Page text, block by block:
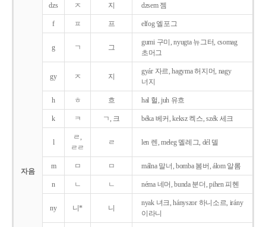
자음
dzs ㅈ 지 dzsem 젬
f ㅍ 프 elfog 엘포그
g ㄱ 그
gumi 구미, nyugta 뉴그터, csomag
초머그
gy ㅈ 지
gyár 자르, hagyma 허지머, nagy
너지
h ㅎ 흐 hal 헐, juh 유흐
k ㅋ ㄱ, 크 béka 베커, keksz 켁스, szék 세크
l
ㄹ,
ㄹㄹ
ㄹ len 렌, meleg 멜레그, dél 델
m ㅁ ㅁ málna 말너, bomba 봄버, álom 알롬
n ㄴ ㄴ néma 네머, bunda 분더, pihen 피헨
ny 니* 니
nyak 녀크, hányszor 하니소르, irány
이라니